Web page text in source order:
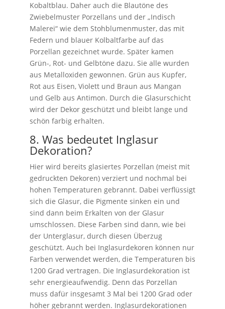
Kobaltblau. Daher auch die Blautöne des
Zwiebelmuster Porzellans und der „Indisch
Malerei“ wie dem Stohblumenmuster, das mit
Federn und blauer Kolbaltfarbe auf das
Porzellan gezeichnet wurde. Später kamen
Grün-, Rot- und Gelbtöne dazu. Sie alle wurden
aus Metalloxiden gewonnen. Grün aus Kupfer,
Rot aus Eisen, Violett und Braun aus Mangan
und Gelb aus Antimon. Durch die Glasurschicht
wird der Dekor geschützt und bleibt lange und
schön farbig erhalten.
8. Was bedeutet Inglasur
Dekoration?
Hier wird bereits glasiertes Porzellan (meist mit
gedruckten Dekoren) verziert und nochmal bei
hohen Temperaturen gebrannt. Dabei verflüssigt
sich die Glasur, die Pigmente sinken ein und
sind dann beim Erkalten von der Glasur
umschlossen. Diese Farben sind dann, wie bei
der Unterglasur, durch diesen Überzug
geschützt. Auch bei Inglasurdekoren können nur
Farben verwendet werden, die Temperaturen bis
1200 Grad vertragen. Die Inglasurdekoration ist
sehr energieaufwendig. Denn das Porzellan
muss dafür insgesamt 3 Mal bei 1200 Grad oder
höher gebrannt werden. Inglasurdekorationen